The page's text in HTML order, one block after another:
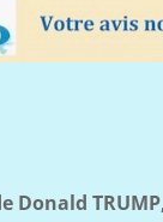
Donald